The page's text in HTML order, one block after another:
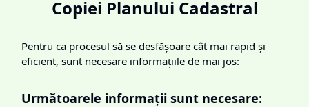
Copiei Planului Cadastral
Pentru ca procesul să se desfășoare cât mai rapid și
eficient, sunt necesare informațiile de mai jos:
Următoarele informații sunt necesare: